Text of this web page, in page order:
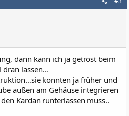
dann kann ich ja getrost beim
dran lassen…
konnten ja früher und
außen am Gehäuse integrieren
Kardan runterlassen muss..